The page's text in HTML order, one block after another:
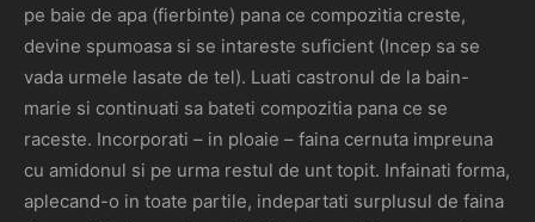
pe baie de apa (fierbinte) pana ce compozitia creste,
devine spumoasa si se intareste suficient (Incep sa se
vada urmele lasate de tel). Luati castronul de la bain-
marie si continuati sa bateti compozitia pana ce se
raceste. Incorporati – in ploaie – faina cernuta impreuna
cu amidonul si pe urma restul de unt topit. Infainati forma,
aplecand-o in toate partile, indepartati surplusul de faina